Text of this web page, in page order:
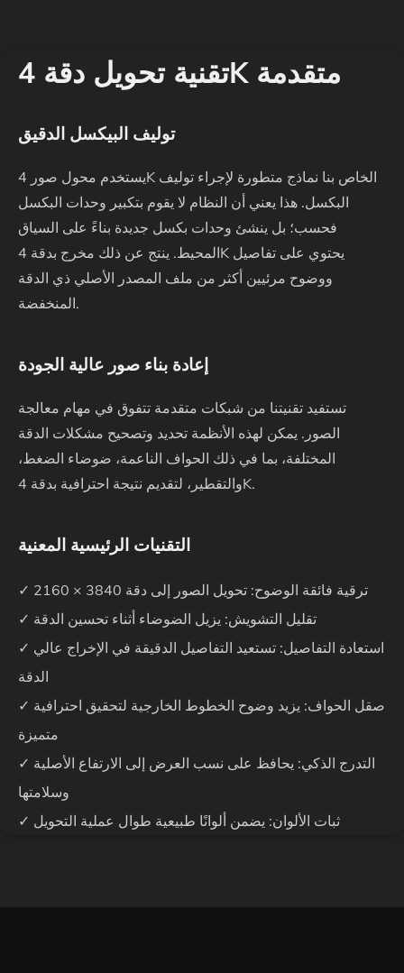
تقنية تحويل دقة 4K متقدمة
توليف البيكسل الدقيق
يستخدم محول صور 4K الخاص بنا نماذج متطورة لإجراء توليف
البكسل. هذا يعني أن النظام لا يقوم بتكبير وحدات البكسل
فحسب؛ بل ينشئ وحدات بكسل جديدة بناءً على السياق
المحيط. ينتج عن ذلك مخرج بدقة 4K يحتوي على تفاصيل
ووضوح مرئيين أكثر من ملف المصدر الأصلي ذي الدقة
المنخفضة.
إعادة بناء صور عالية الجودة
تستفيد تقنيتنا من شبكات متقدمة تتفوق في مهام معالجة
الصور. يمكن لهذه الأنظمة تحديد وتصحيح مشكلات الدقة
المختلفة، بما في ذلك الحواف الناعمة، ضوضاء الضغط،
والتقطير، لتقديم نتيجة احترافية بدقة 4K.
التقنيات الرئيسية المعنية
✓ ترقية فائقة الوضوح: تحويل الصور إلى دقة 3840 × 2160
✓ تقليل التشويش: يزيل الضوضاء أثناء تحسين الدقة
✓ استعادة التفاصيل: تستعيد التفاصيل الدقيقة في الإخراج عالي
الدقة
✓ صقل الحواف: يزيد وضوح الخطوط الخارجية لتحقيق احترافية
متميزة
✓ التدرج الذكي: يحافظ على نسب العرض إلى الارتفاع الأصلية
وسلامتها
✓ ثبات الألوان: يضمن ألوانًا طبيعية طوال عملية التحويل